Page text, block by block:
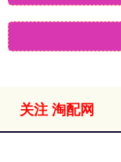
关注 淘配网